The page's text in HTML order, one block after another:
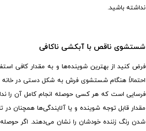
نداشته باشید.
شستشوی ناقص با آبکشی ناکافی
فرض کنید از بهترین شوینده‌ها و به مقدار کافی
احتمالاً هنگام شستشوی فرش به شکل دستی در
فرسایی است که هر کسی حوصله انجام کامل آن را
مقدار قابل توجه شوینده و یا آلایندگی‌ها
شدن رنگ زننده خودشان را نشان می‌دهند. اگر